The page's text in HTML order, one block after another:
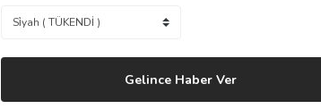
Gelince Haber Ver